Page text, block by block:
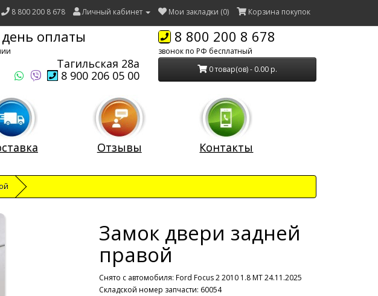
8 800 200 8 678 Личный кабинет Мои закладки (0) Корзина покупок
оплаты
Тагильская 28а
8 900 206 05 00
8 800 200 8 678
звонок по РФ бесплатный
0 товар(ов) - 0.00 р.
Отзывы Контакты
Замок двери задней
правой
Снято с автомобиля: Ford Focus 2 2010 1.8 МТ 24.11.2025
Складской номер запчасти: 60054